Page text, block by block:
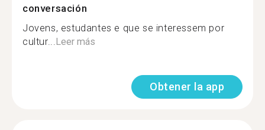
conversación
Jovens, estudantes e que se interessem por
cultur... Leer más
Obtener la app